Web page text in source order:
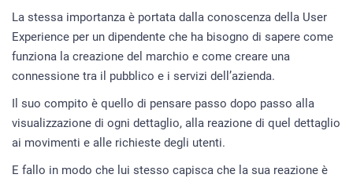
La stessa importanza è portata dalla conoscenza della User
Experience per un dipendente che ha bisogno di sapere come
funziona la creazione del marchio e come creare una
connessione tra il pubblico e i servizi dell’azienda.
Il suo compito è quello di pensare passo dopo passo alla
visualizzazione di ogni dettaglio, alla reazione di quel dettaglio
ai movimenti e alle richieste degli utenti.
E fallo in modo che lui stesso capisca che la sua reazione è